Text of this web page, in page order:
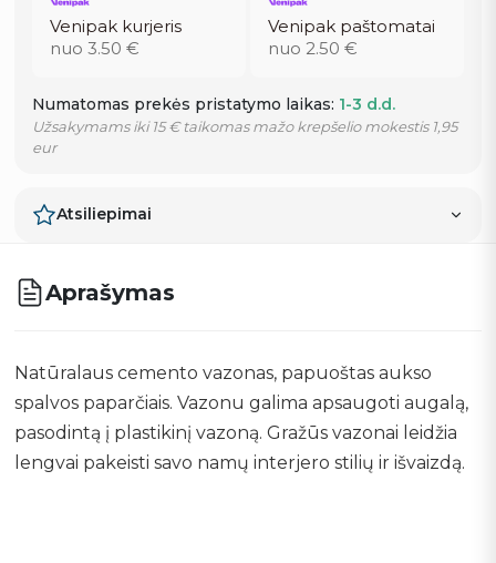
Venipak kurjeris
nuo 3.50 €
Venipak paštomatai
nuo 2.50 €
Numatomas prekės pristatymo laikas: 1-3 d.d.
Užsakymams iki 15 € taikomas mažo krepšelio mokestis 1,95
eur
Atsiliepimai
Aprašymas
Natūralaus cemento vazonas, papuoštas aukso
spalvos paparčiais. Vazonu galima apsaugoti augalą,
pasodintą į plastikinį vazoną. Gražūs vazonai leidžia
lengvai pakeisti savo namų interjero stilių ir išvaizdą.